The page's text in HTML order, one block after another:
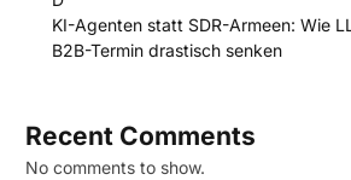
KI-Agenten statt SDR-Armeen: Wie
B2B-Termin drastisch senken
Recent Comments
No comments to show.